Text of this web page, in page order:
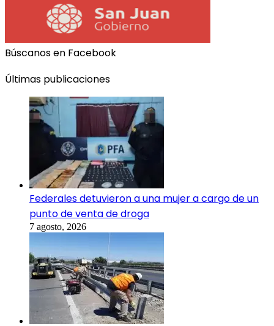
Búscanos en Facebook
Últimas publicaciones
Federales detuvieron a una mujer a cargo de un
punto de venta de droga
7 agosto, 2026